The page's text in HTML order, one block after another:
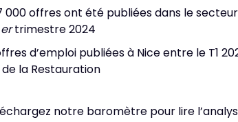
000 offres ont été publiées dans le
ertrimestre 2024
d’emploi publiées à Nice entre le T1
la Restauration
notre baromètre pour lire